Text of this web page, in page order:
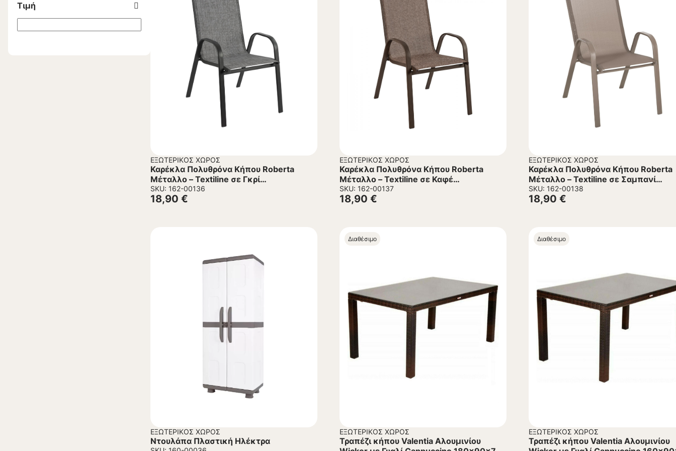
Τιμή
ΕΞΩΤΕΡΙΚΌΣ ΧΏΡΟΣ
Καρέκλα Πολυθρόνα Κήπου Roberta
Μέταλλο – Textiline σε Γκρί
54x74x93Υεκ.
SKU: 162-00136
18,90 €
ΕΞΩΤΕΡΙΚΌΣ ΧΏΡΟΣ
Καρέκλα Πολυθρόνα Κήπου Roberta
Μέταλλο – Textiline σε Καφέ
54x74x93Υεκ.
SKU: 162-00137
18,90 €
ΕΞΩΤΕΡΙΚΌΣ ΧΏΡΟΣ
Καρέκλα Πολυθρόνα Κήπου Roberta
Μέταλλο – Textiline σε Σαμπανί
54x74x93Υεκ.
SKU: 162-00138
18,90 €
ΕΞΩΤΕΡΙΚΌΣ ΧΏΡΟΣ
Ντουλάπα Πλαστική Ηλέκτρα
Διαθέσιμο
ΕΞΩΤΕΡΙΚΌΣ ΧΏΡΟΣ
Τραπέζι κήπου Valentia Αλουμινίου
Διαθέσιμο
ΕΞΩΤΕΡΙΚΌΣ ΧΏΡΟΣ
Τραπέζι κήπου Valentia Αλουμινίου